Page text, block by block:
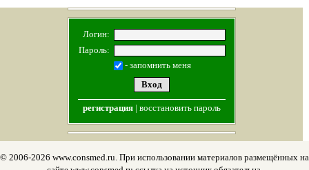
Логин:
Пароль:
- запомнить меня
регистрация| восстановить пароль
© 2006-2026 www.consmed.ru. При использовании материалов размещённых на